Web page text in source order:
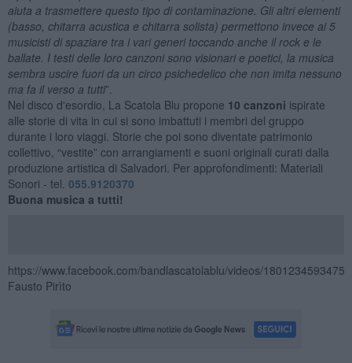
aiuta a trasmettere questo tipo di contaminazione. Gli altri elementi
(basso, chitarra acustica e chitarra solista) permettono invece ai 5
musicisti di spaziare tra i vari generi toccando anche il rock e le
ballate. I testi delle loro canzoni sono visionari e poetici, la musica
sembra uscire fuori da un circo psichedelico che non imita nessuno
ma fa il verso a tutti”.
Nel disco d'esordio, La Scatola Blu propone 10 canzoni ispirate
alle storie di vita in cui si sono imbattuti i membri del gruppo
durante i loro viaggi. Storie che poi sono diventate patrimonio
collettivo, “vestite” con arrangiamenti e suoni originali curati dalla
produzione artistica di Salvadori. Per approfondimenti: Materiali
Sonori - tel. 055.9120370
Buona musica a tutti!
https://www.facebook.com/bandlascatolablu/videos/
Fausto Pirìto